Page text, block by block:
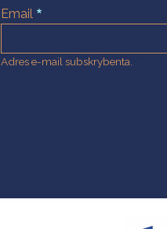
Email
Adres e-mail subskrybenta.